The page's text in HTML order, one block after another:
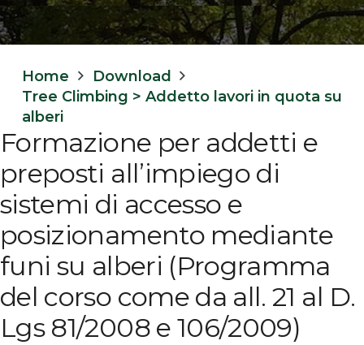
Home
Download
Tree Climbing > Addetto lavori in quota su
alberi
Formazione per addetti e
preposti all’impiego di
sistemi di accesso e
posizionamento mediante
funi su alberi (Programma
del corso come da all. 21 al D.
Lgs 81/2008 e 106/2009)